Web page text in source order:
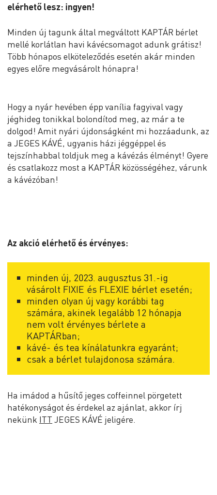
elérhető lesz: ingyen!
Minden új tagunk által megváltott KAPTÁR bérlet
mellé korlátlan havi kávécsomagot adunk grátisz!
Több hónapos elköteleződés esetén akár minden
egyes előre megvásárolt hónapra!
Hogy a nyár hevében épp vanília fagyival vagy
jéghideg tonikkal bolondítod meg, az már a te
dolgod! Amit nyári újdonságként mi hozzáadunk, az
a JEGES KÁVÉ, ugyanis házi jéggéppel és
tejszínhabbal toldjuk meg a kávézás élményt! Gyere
és csatlakozz most a KAPTÁR közösségéhez, várunk
a kávézóban!
Az akció elérhető és érvényes:
minden új, 2023. augusztus 31.-ig
vásárolt FIXIE és FLEXIE bérlet esetén;
minden olyan új vagy korábbi tag
számára, akinek legalább 12 hónapja
nem volt érvényes bérlete a
KAPTÁRban;
kávé- és tea kínálatunkra egyaránt;
csak a bérlet tulajdonosa számára.
Ha imádod a hűsítő jeges coffeinnel pörgetett
hatékonyságot és érdekel az ajánlat, akkor írj
nekünk ITT JEGES KÁVÉ jeligére.